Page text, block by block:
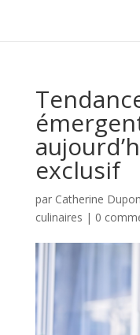
exclusif
par Catherine
culinaires | 0